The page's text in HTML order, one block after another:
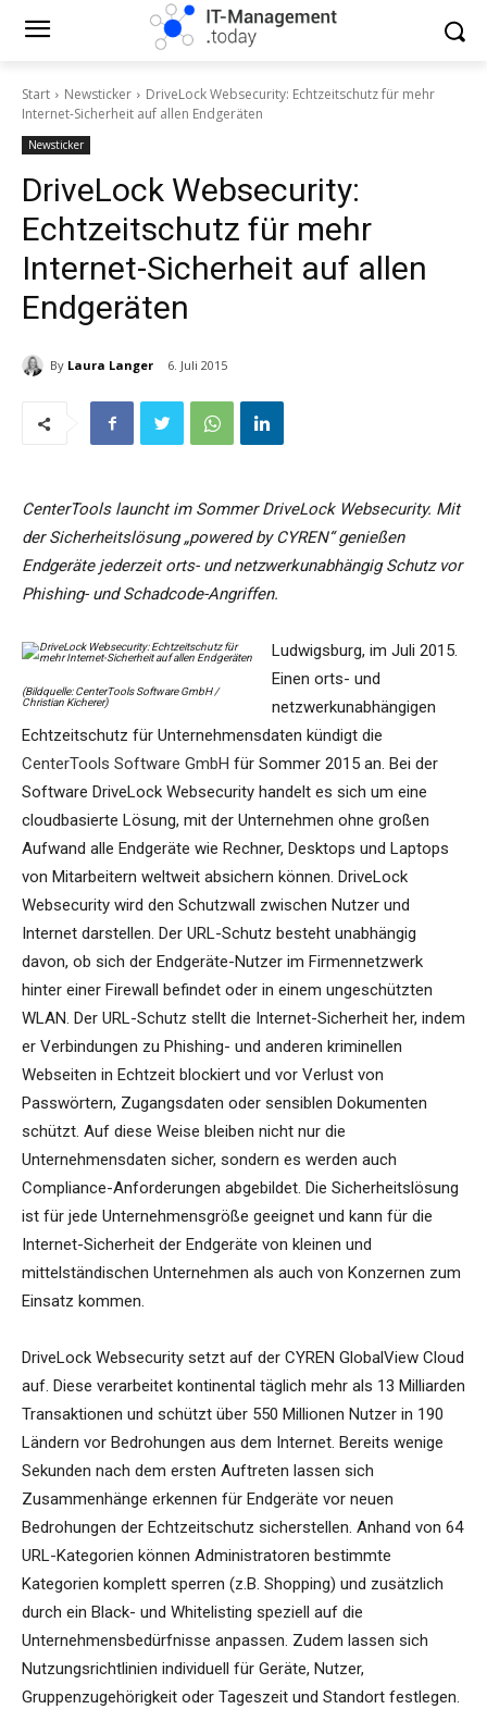
Start Newsticker
DriveLock Websecurity: Echtzeitschutz für mehr
Internet-Sicherheit auf allen Endgeräten
Newsticker
DriveLock Websecurity:
Echtzeitschutz für mehr
Internet-Sicherheit auf allen
Endgeräten
By Laura Langer 6. Juli 2015
CenterTools launcht im Sommer DriveLock Websecurity. Mit
der Sicherheitslösung „powered by CYREN“ genießen
Endgeräte jederzeit orts- und netzwerkunabhängig Schutz vor
Phishing- und Schadcode-Angriffen.
(Bildquelle: CenterTools Software GmbH /
Christian Kicherer)
Ludwigsburg, im Juli 2015.
Einen orts- und
netzwerkunabhängigen
Echtzeitschutz für Unternehmensdaten kündigt die
CenterTools Software GmbH für Sommer 2015 an. Bei der
Software DriveLock Websecurity handelt es sich um eine
cloudbasierte Lösung, mit der Unternehmen ohne großen
Aufwand alle Endgeräte wie Rechner, Desktops und Laptops
von Mitarbeitern weltweit absichern können. DriveLock
Websecurity wird den Schutzwall zwischen Nutzer und
Internet darstellen. Der URL-Schutz besteht unabhängig
davon, ob sich der Endgeräte-Nutzer im Firmennetzwerk
hinter einer Firewall befindet oder in einem ungeschützten
WLAN. Der URL-Schutz stellt die Internet-Sicherheit her, indem
er Verbindungen zu Phishing- und anderen kriminellen
Webseiten in Echtzeit blockiert und vor Verlust von
Passwörtern, Zugangsdaten oder sensiblen Dokumenten
schützt. Auf diese Weise bleiben nicht nur die
Unternehmensdaten sicher, sondern es werden auch
Compliance-Anforderungen abgebildet. Die Sicherheitslösung
ist für jede Unternehmensgröße geeignet und kann für die
Internet-Sicherheit der Endgeräte von kleinen und
mittelständischen Unternehmen als auch von Konzernen zum
Einsatz kommen.
DriveLock Websecurity setzt auf der CYREN GlobalView Cloud
auf. Diese verarbeitet kontinental täglich mehr als 13 Milliarden
Transaktionen und schützt über 550 Millionen Nutzer in 190
Ländern vor Bedrohungen aus dem Internet. Bereits wenige
Sekunden nach dem ersten Auftreten lassen sich
Zusammenhänge erkennen für Endgeräte vor neuen
Bedrohungen der Echtzeitschutz sicherstellen. Anhand von 64
URL-Kategorien können Administratoren bestimmte
Kategorien komplett sperren (z.B. Shopping) und zusätzlich
durch ein Black- und Whitelisting speziell auf die
Unternehmensbedürfnisse anpassen. Zudem lassen sich
Nutzungsrichtlinien individuell für Geräte, Nutzer,
Gruppenzugehörigkeit oder Tageszeit und Standort festlegen.